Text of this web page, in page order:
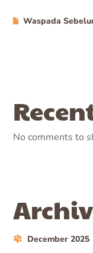
Waspada
No comments to
December 2025